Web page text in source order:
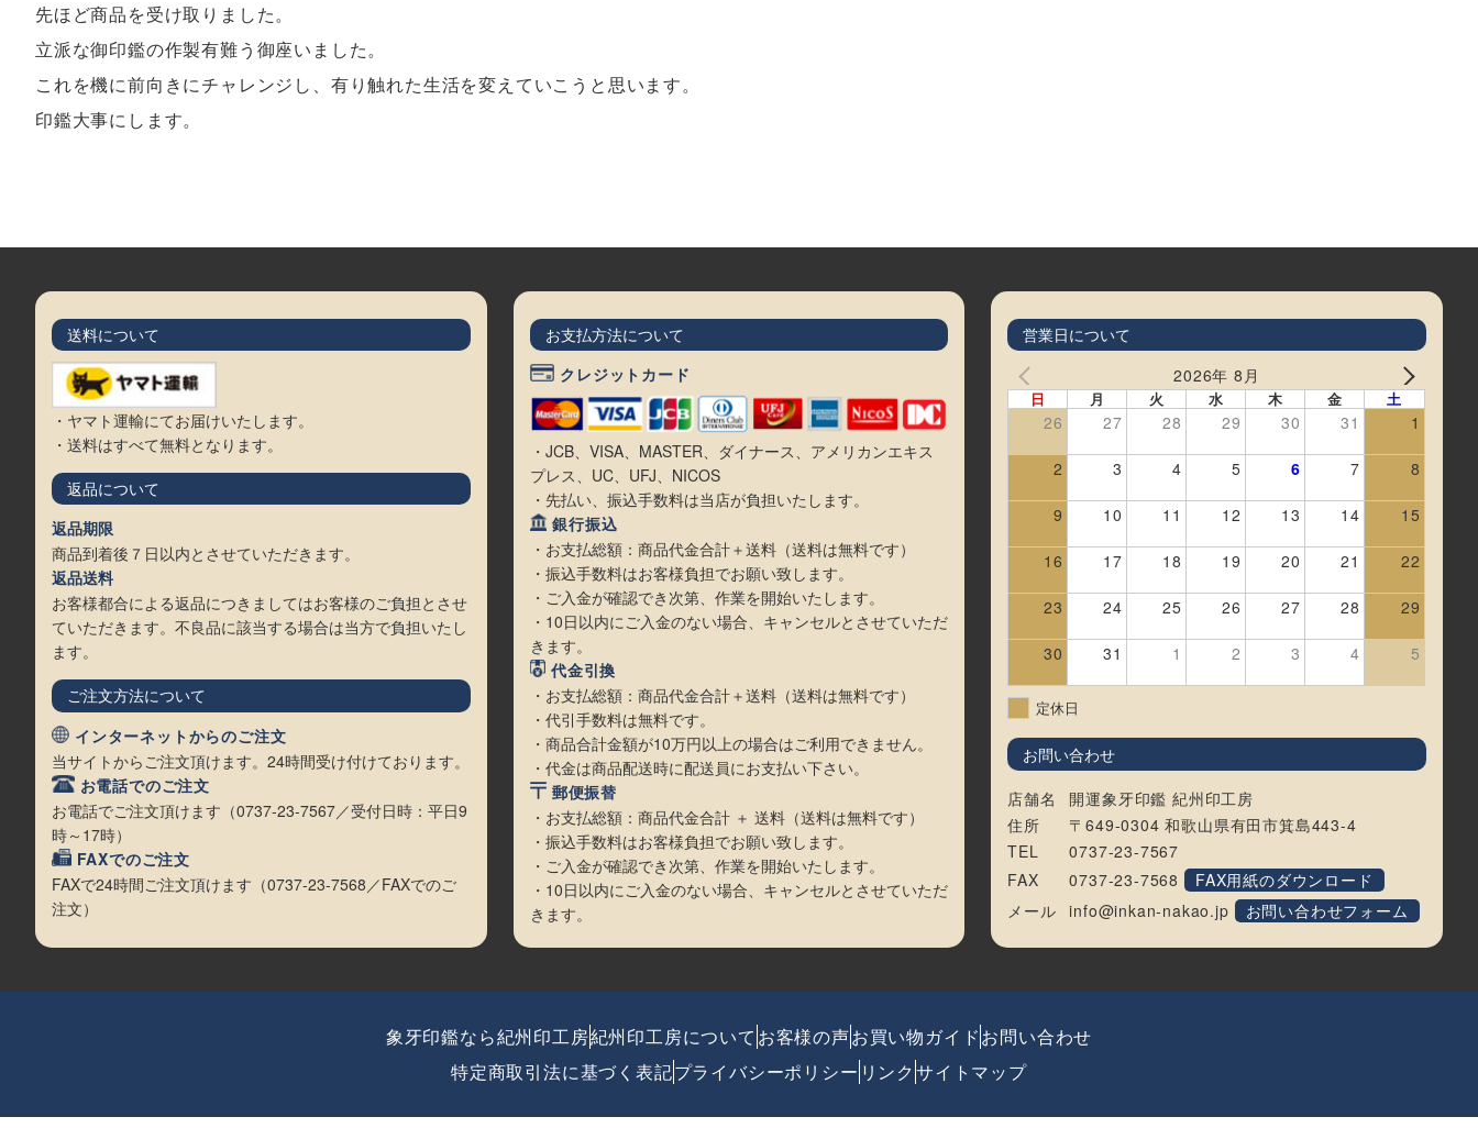
先ほど商品を受け取りました。
立派な御印鑑の作製有難う御座いました。
これを機に前向きにチャレンジし、有り触れた生活を変えていこうと思います。
印鑑大事にします。
送料について
・ヤマト運輸にてお届けいたします。
・送料はすべて無料となります。
返品について
返品期限
商品到着後７日以内とさせていただきます。
返品送料
お客様都合による返品につきましてはお客様のご負担とさせ
ていただきます。不良品に該当する場合は当方で負担いたし
ます。
ご注文方法について
インターネットからのご注文
当サイトからご注文頂けます。24時間受け付けております。
お電話でのご注文
お電話でご注文頂けます（0737-23-7567／受付日時：平日9
時～17時）
FAXでのご注文
FAXで24時間ご注文頂けます（0737-23-7568／FAXでのご
注文）
お支払方法について
クレジットカード
・JCB、VISA、MASTER、ダイナース、アメリカンエキス
プレス、UC、UFJ、NICOS
・先払い、振込手数料は当店が負担いたします。
銀行振込
・お支払総額：商品代金合計＋送料（送料は無料です）
・振込手数料はお客様負担でお願い致します。
・ご入金が確認でき次第、作業を開始いたします。
・10日以内にご入金のない場合、キャンセルとさせていただ
きます。
代金引換
・お支払総額：商品代金合計＋送料（送料は無料です）
・代引手数料は無料です。
・商品合計金額が10万円以上の場合はご利用できません。
・代金は商品配送時に配送員にお支払い下さい。
郵便振替
・お支払総額：商品代金合計 ＋ 送料（送料は無料です）
・振込手数料はお客様負担でお願い致します。
・ご入金が確認でき次第、作業を開始いたします。
・10日以内にご入金のない場合、キャンセルとさせていただ
きます。
営業日について
2026年 8月
日 月 火 水 木 金 土
26 27 28 29 30 31 1
2 3 4 5 6 7 8
9 10 11 12 13 14 15
16 17 18 19 20 21 22
23 24 25 26 27 28 29
30 31 1 2 3 4 5
定休日
お問い合わせ
店舗名
開運象牙印鑑 紀州印工房
住所
〒649-0304 和歌山県有田市箕島443-4
TEL
0737-23-7567
FAX
0737-23-7568
FAX用紙のダウンロード
メール
info@inkan-nakao.jp お問い合わせフォーム
象牙印鑑なら紀州印工房紀州印工房について お客様の声お買い物ガイドお問い合わせ
特定商取引法に基づく表記プライバシーポリシー リンク サイトマップ